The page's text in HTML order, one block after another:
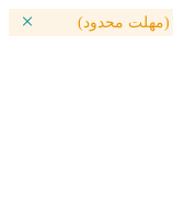
(مهلت محدود)